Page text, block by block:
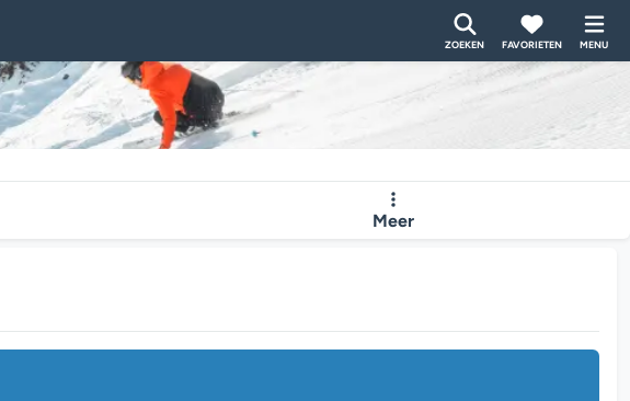
ZOEKEN FAVORIETEN MENU
Meer